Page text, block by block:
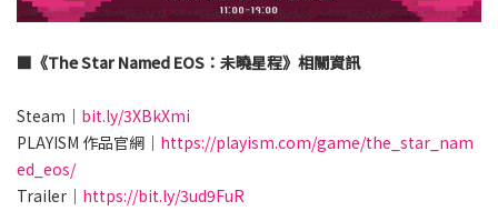
■《The Star Named EOS：未曉星程》相關資訊
Steam｜ bit.ly/3XBkXmi
PLAYISM 作品官網｜ https://playism.com/game/the_star_nam
ed_eos/
Trailer｜ https://bit.ly/3ud9FuR